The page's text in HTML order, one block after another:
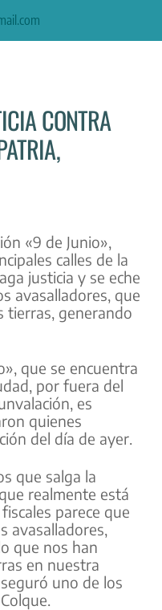
CONTRA
«9 de Junio»,
calles de la
justicia y se eche
avasalladores, que
tierras, generando
que se encuentra
por fuera del
es
quienes
del día de ayer.
que salga la
realmente está
parece que
avasalladores,
que nos han
en nuestra
uno de los